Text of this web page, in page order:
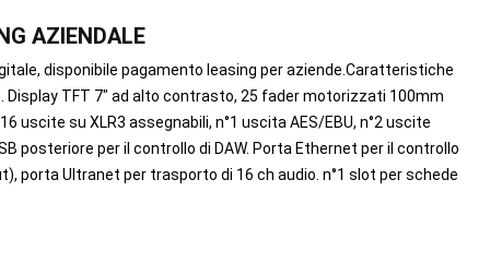
AZIENDALE
disponibile pagamento leasing per aziende.Caratteristiche
Display TFT 7″ ad alto contrasto, 25 fader motorizzati 100mm
uscite su XLR3 assegnabili, n°1 uscita AES/EBU, n°2 uscite
posteriore per il controllo di DAW. Porta Ethernet per il controllo
porta Ultranet per trasporto di 16 ch audio. n°1 slot per schede